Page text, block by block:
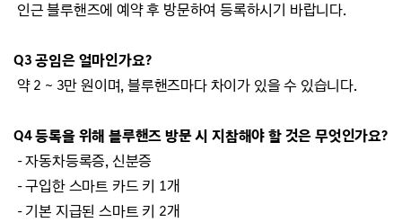
인근 블루핸즈에 예약 후 방문하여 등록하시기 바랍니다.
Q3 공임은 얼마인가요?
약 2 ~ 3만 원이며, 블루핸즈마다 차이가 있을 수 있습니다.
Q4 등록을 위해 블루핸즈 방문 시 지참해야 할 것은 무엇인가요?
- 자동차등록증, 신분증
- 구입한 스마트 카드 키 1개
- 기본 지급된 스마트 키 2개